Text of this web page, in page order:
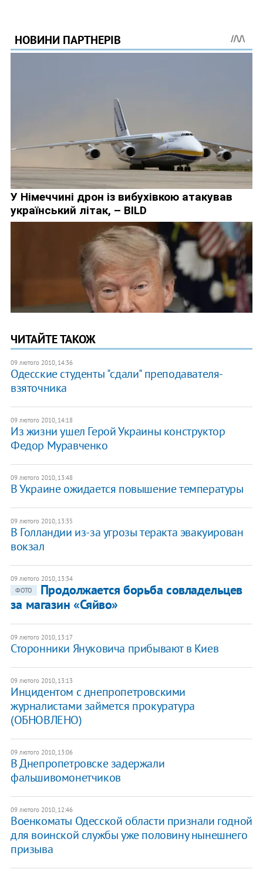
ЧИТАЙТЕ ТАКОЖ
09 лютого 2010, 14:36
Одесские студенты "сдали" преподавателя-
взяточника
09 лютого 2010, 14:18
Из жизни ушел Герой Украины конструктор
Федор Муравченко
09 лютого 2010, 13:48
В Украине ожидается повышение температуры
09 лютого 2010, 13:35
В Голландии из-за угрозы теракта эвакуирован
вокзал
09 лютого 2010, 13:34
ФОТО
Продолжается борьба совладельцев
за магазин «Сяйво»
09 лютого 2010, 13:17
Сторонники Януковича прибывают в Киев
09 лютого 2010, 13:13
Инцидентом с днепропетровскими
журналистами займется прокуратура
(ОБНОВЛЕНО)
09 лютого 2010, 13:06
В Днепропетровске задержали
фальшивомонетчиков
09 лютого 2010, 12:46
Военкоматы Одесской области признали годной
для воинской службы уже половину нынешнего
призыва